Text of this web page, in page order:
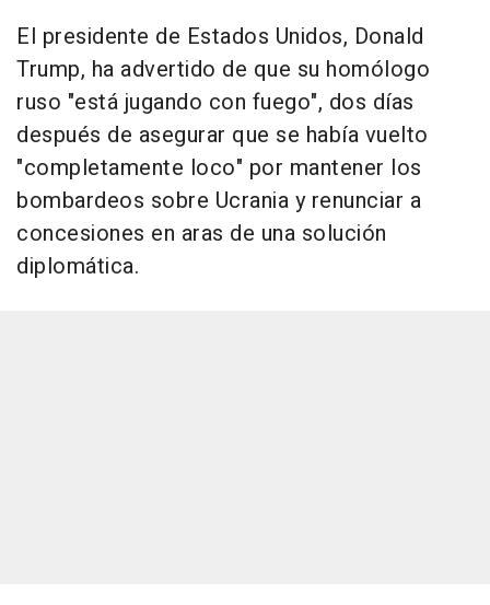
El presidente de Estados Unidos, Donald
Trump, ha advertido de que su homólogo
ruso "está jugando con fuego", dos días
después de asegurar que se había vuelto
"completamente loco" por mantener los
bombardeos sobre Ucrania y renunciar a
concesiones en aras de una solución
diplomática.